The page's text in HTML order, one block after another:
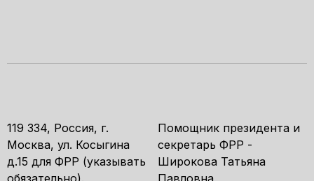
119 334, Россия, г.
Москва, ул. Косыгина
д.15 для ФРР (указывать
обязательно).
Помощник президента и
секретарь ФРР -
Широкова Татьяна
Павловна